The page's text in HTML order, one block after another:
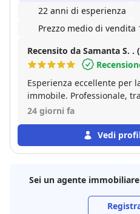
22 anni di esperienza
Prezzo medio di vendita
Recensito da Samanta S. .
Esperienza eccellente per
immobile. Professionale,
disponibile. Ha gestito ogni
24 giorni fa
Vedi
Sei un agente